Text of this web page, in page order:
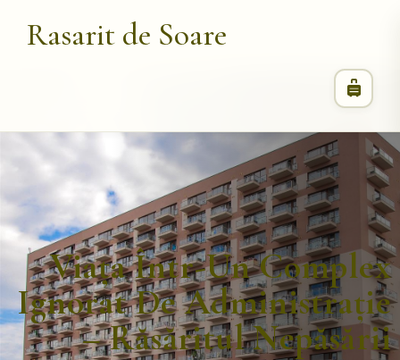
Rasarit de Soare
Viața Într-Un Complex
Ignorat De Administrație
– Răsăritul Nepăsării